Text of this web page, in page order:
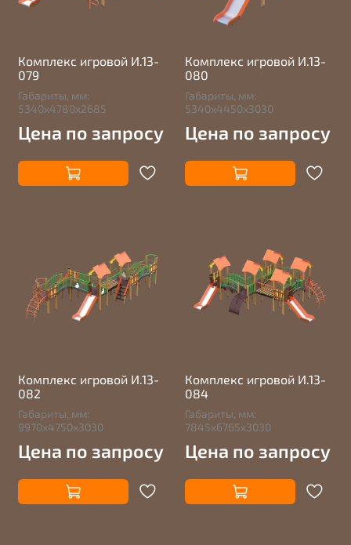
Комплекс игровой И.13-
079
Габариты, мм:
5340х4780х2685
Цена по запросу
Комплекс игровой И.13-
080
Габариты, мм:
5340х4450х3030
Цена по запросу
Комплекс игровой И.13-
082
Габариты, мм:
9970х4750х3030
Цена по запросу
Комплекс игровой И.13-
084
Габариты, мм:
7845х6765х3030
Цена по запросу